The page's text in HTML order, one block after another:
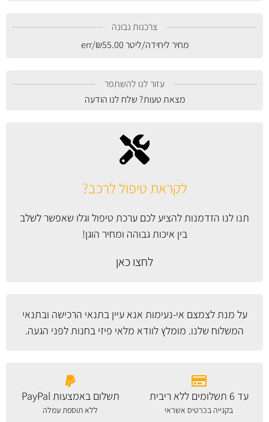
לקראת טיפול לרכב?
תנו לנו הזדמנות להציע לכם ערכת טיפול וגלו שאפשר לשלב
בין איכות גבוהה ומחיר הוגן!
לחצו כאן
על מנת לצמצם אי-נעימות אנא עייןבתנאי הרכישה ובתנאי
המשלוח שלנו. מומלץ לוודא מלאי פיזי בחנות לפני הגעה.
צרכנות נבונה
מחיר ליחידה/ליטר
₪55.00
/err
עזור לנו להשתפר
מצאת טעות? שלח לנו הודעה
עד 6 תשלומים ללא ריבית
בקנייה בכרטיס אשראי
תשלום באמצעות PayPal
ללא תוספת עמלה